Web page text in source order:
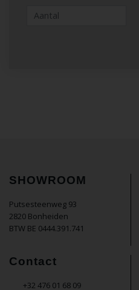
SHOWROOM
Putsesteenweg 93
2820 Bonheiden
BTW BE 0444.391.741
Contact
+32 476 01 68 09